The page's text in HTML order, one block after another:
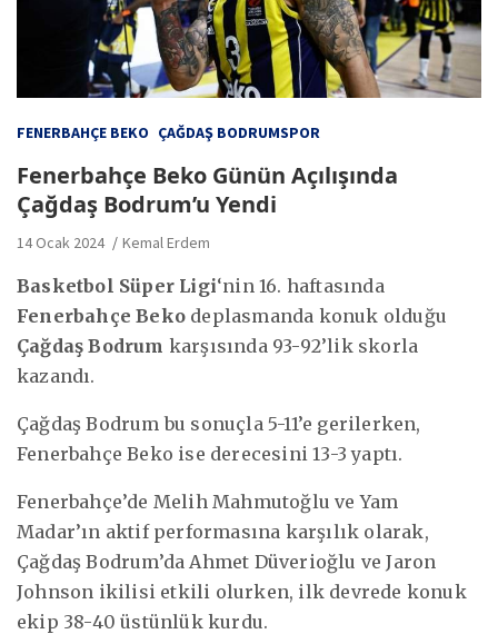
FENERBAHÇE BEKO ÇAĞDAŞ BODRUMSPOR
Fenerbahçe Beko Günün Açılışında
Çağdaş Bodrum’u Yendi
14 Ocak 2024 Kemal Erdem
Basketbol Süper Ligi‘nin 16. haftasında
Fenerbahçe Beko deplasmanda konuk olduğu
Çağdaş Bodrum karşısında 93-92’lik skorla
kazandı.
Çağdaş Bodrum bu sonuçla 5-11’e gerilerken,
Fenerbahçe Beko ise derecesini 13-3 yaptı.
Fenerbahçe’de Melih Mahmutoğlu ve Yam
Madar’ın aktif performasına karşılık olarak,
Çağdaş Bodrum’da Ahmet Düverioğlu ve Jaron
Johnson ikilisi etkili olurken, ilk devrede konuk
ekip 38-40 üstünlük kurdu.